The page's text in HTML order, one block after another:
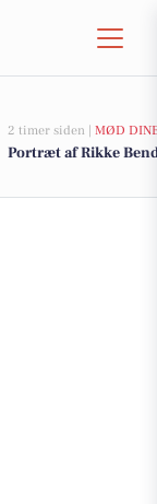
2 timer siden | MØD
Portræt af Rikke